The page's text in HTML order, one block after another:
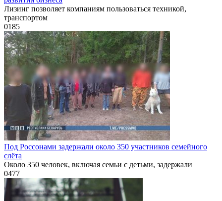
Лизинг позволяет компаниям пользоваться техникой,
транспортом
0185
Под Россонами задержали около 350 участников семейного
слёта
Около 350 человек, включая семьи с детьми, задержали
0477